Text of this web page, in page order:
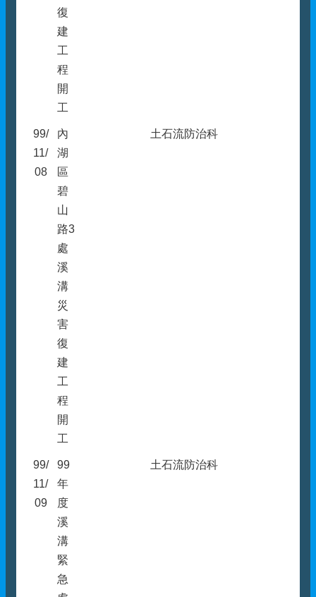
復
建
工
程
開
工
99/
11/
08
內
湖
區
碧
山
路3
處
溪
溝
災
害
復
建
工
程
開
工
土石流防治科
99/
11/
09
99
年
度
溪
溝
緊
急
土石流防治科